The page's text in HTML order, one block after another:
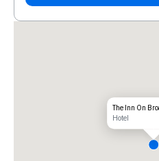
The Inn On
Hotel